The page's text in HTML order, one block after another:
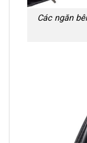
Các ngăn